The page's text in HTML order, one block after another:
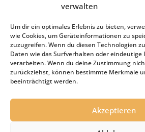
verwalten
Um dir ein optimales Erlebnis zu bieten,
wie Cookies, um Geräteinformationen zu
zuzugreifen. Wenn du diesen Technologien
Daten wie das Surfverhalten oder eindeutige
verarbeiten. Wenn du deine Zustimmung
zurückziehst, können bestimmte Merkmale
beeinträchtigt werden.
Akzeptieren
Anmelden
Eintrags-Feed
Kommentar-Feed
WordPress.org
Impressum